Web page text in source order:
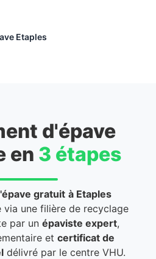
Etaples
d'épave
en 3 étapes
gratuit à Etaples
via une filière de recyclage
par unépaviste expert,
etcertificat de
délivré par le centre VHU.